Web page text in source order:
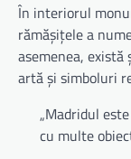
În interiorul
rămășițele a
asemenea, există
artă și simboluri
„Madridul
cu multe